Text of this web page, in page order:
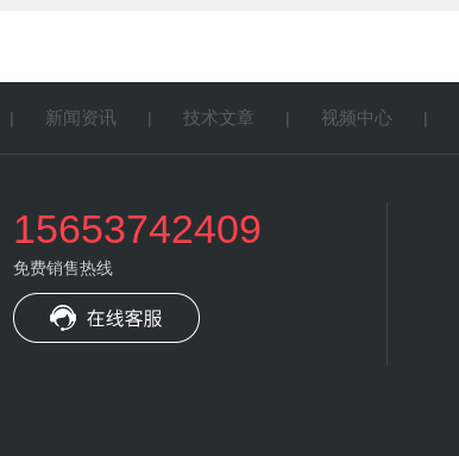
| 新闻资讯 | 技术文章 | 视频中心 |
15653742409
免费销售热线